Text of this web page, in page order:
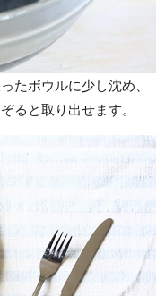
たボウルに少し沈め、
ると取り出せます。